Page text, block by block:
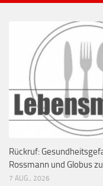
Rückruf:
Rossmann und Globus
7 AUG., 2026